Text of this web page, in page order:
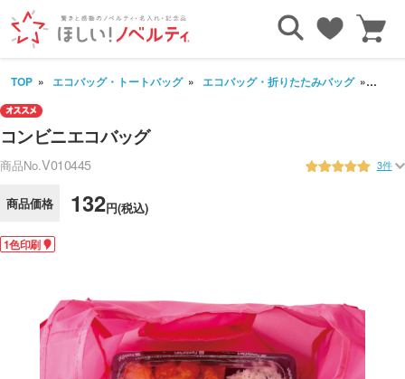
TOP エコバッグ・トートバッグ エコバッグ・折りたたみバッグ コン
コンビニエコバッグ
商品No.V010445 3件
商品価格 132円(税込)
1色印刷